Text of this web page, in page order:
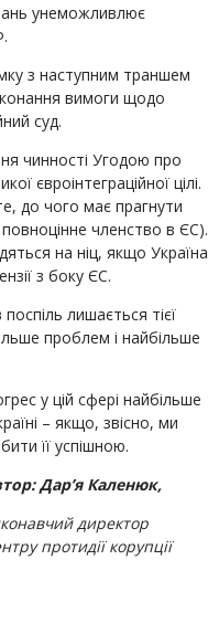
унеможливлює
з наступним траншем
вимоги щодо
суд.
чинності Угодою про
євроінтеграційної цілі.
до чого має прагнути
членство в ЄС).
на ніц, якщо Україна
з боку ЄС.
лишається тієї
проблем і найбільше
у цій сфері найбільше
– якщо, звісно, ми
її успішною.
Дар’я Каленюк,
директор
протидії корупції